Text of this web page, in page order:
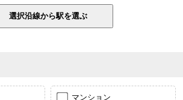
マンション